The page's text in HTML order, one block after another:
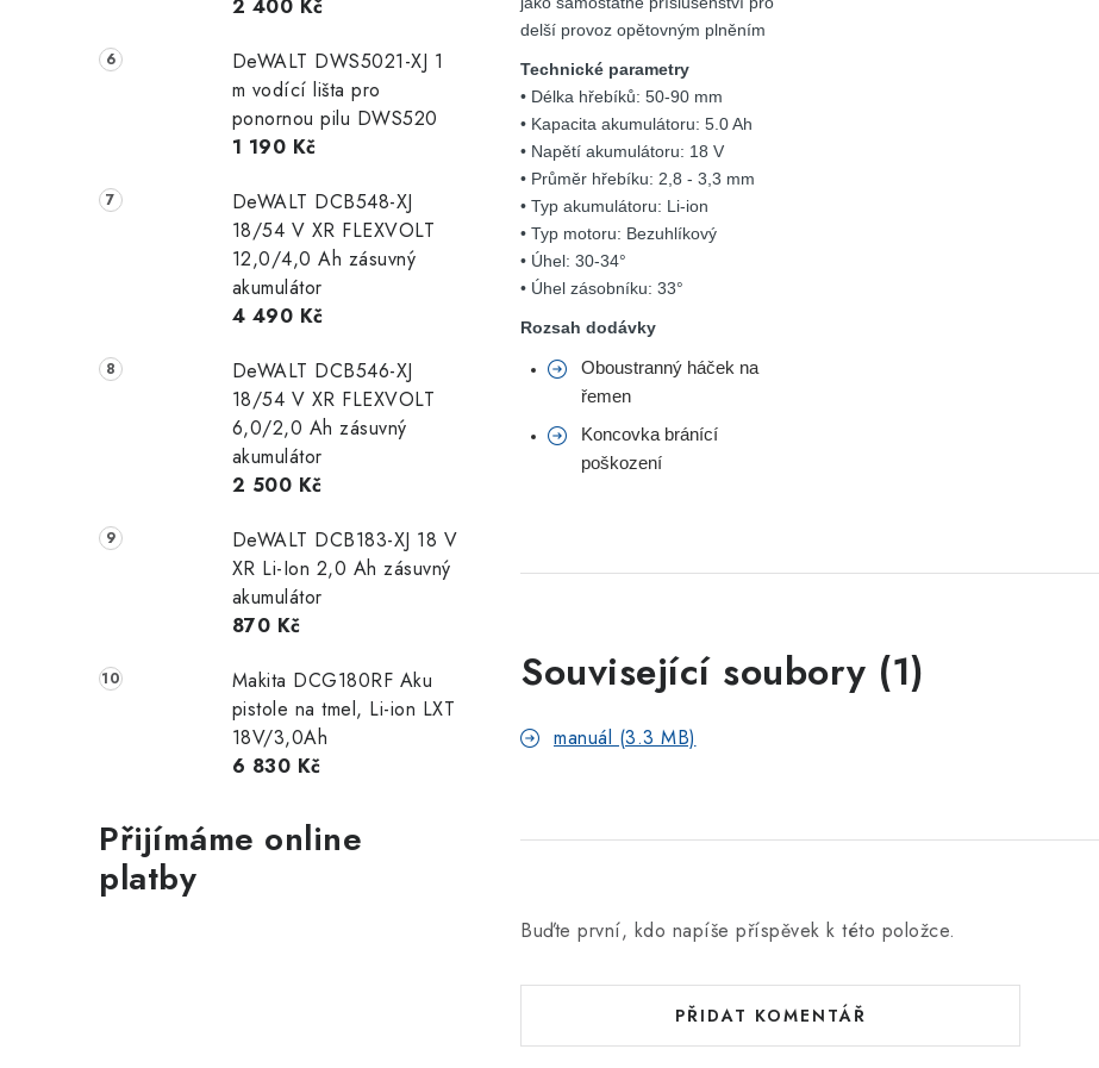
2 400 Kč
DeWALT DWS5021-XJ 1
m vodící lišta pro
ponornou pilu DWS520
1 190 Kč
DeWALT DCB548-XJ
18/54 V XR FLEXVOLT
12,0/4,0 Ah zásuvný
akumulátor
4 490 Kč
DeWALT DCB546-XJ
18/54 V XR FLEXVOLT
6,0/2,0 Ah zásuvný
akumulátor
2 500 Kč
DeWALT DCB183-XJ 18 V
XR Li-Ion 2,0 Ah zásuvný
akumulátor
870 Kč
Makita DCG180RF Aku
pistole na tmel, Li-ion LXT
18V/3,0Ah
6 830 Kč
Přijímáme online
platby
delší provoz opětovným plněním
Technické parametry
• Délka hřebíků: 50-90 mm
• Kapacita akumulátoru: 5.0 Ah
• Napětí akumulátoru: 18 V
• Průměr hřebíku: 2,8 - 3,3 mm
• Typ akumulátoru: Li-ion
• Typ motoru: Bezuhlíkový
• Úhel: 30-34°
• Úhel zásobníku: 33°
Rozsah dodávky
Oboustranný háček na
řemen
Koncovka bránící
poškození
Související soubory (1)
manuál (3.3 MB)
Buďte první, kdo napíše příspěvek k této položce.
PŘIDAT KOMENTÁŘ